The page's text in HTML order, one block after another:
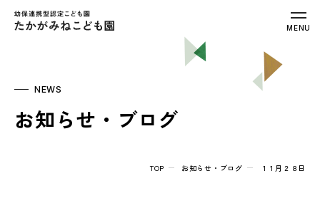
幼保連携型認定こども園 たかがみねこ
MENU
NEWS
お知らせ・ブログ
TOP お知らせ・ブログ １１月２８日